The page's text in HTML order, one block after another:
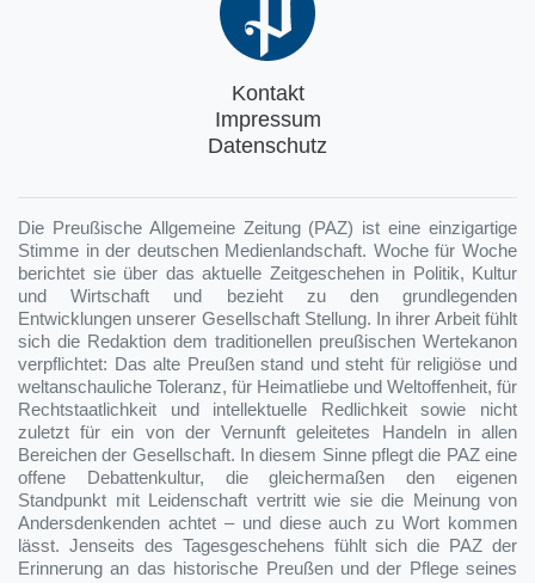
Kontakt
Impressum
Datenschutz
Die Preußische Allgemeine Zeitung (PAZ) ist eine einzigartige
Stimme in der deutschen Medienlandschaft. Woche für Woche
berichtet sie über das aktuelle Zeitgeschehen in Politik, Kultur
und Wirtschaft und bezieht zu den grundlegenden
Entwicklungen unserer Gesellschaft Stellung. In ihrer Arbeit fühlt
sich die Redaktion dem traditionellen preußischen Wertekanon
verpflichtet: Das alte Preußen stand und steht für religiöse und
weltanschauliche Toleranz, für Heimatliebe und Weltoffenheit, für
Rechtstaatlichkeit und intellektuelle Redlichkeit sowie nicht
zuletzt für ein von der Vernunft geleitetes Handeln in allen
Bereichen der Gesellschaft. In diesem Sinne pflegt die PAZ eine
offene Debattenkultur, die gleichermaßen den eigenen
Standpunkt mit Leidenschaft vertritt wie sie die Meinung von
Andersdenkenden achtet – und diese auch zu Wort kommen
lässt. Jenseits des Tagesgeschehens fühlt sich die PAZ der
Erinnerung an das historische Preußen und der Pflege seines